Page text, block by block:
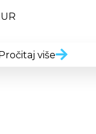
više